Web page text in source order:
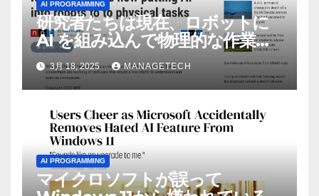
AI PROGRAMMING
研究者たちは現在、ロボットに
AI を組み込んで物理的な作業を
実行させている | ノーザン パブ
リック ラジオ: WNIJ および
WNIU
3月 18, 2025 MANAGETECH
AI PROGRAMMING
マイクロソフトが誤って